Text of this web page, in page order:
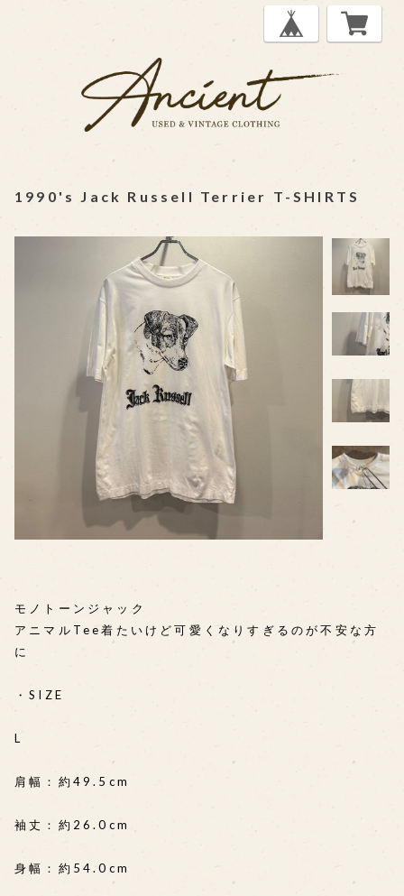
1990's Jack Russell Terrier T-SHIRTS
モノトーンジャック
アニマルTee着たいけど可愛くなりすぎるのが不安な方
に
・SIZE
L
肩幅：約49.5cm
袖丈：約26.0cm
身幅：約54.0cm